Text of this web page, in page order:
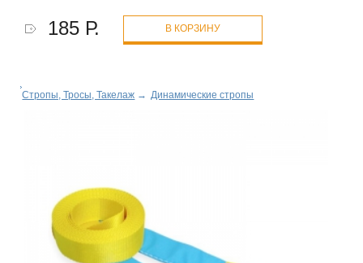
185 Р. В КОРЗИНУ
Стропы, Тросы, Такелаж → Динамические стропы